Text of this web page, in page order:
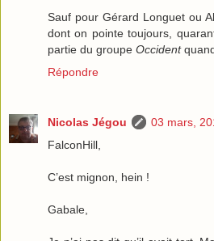
Sauf pour Gérard Longuet ou
dont on pointe toujours,
partie du groupe Occident
Répondre
Nicolas Jégou
03 mars,
FalconHill,
C’est mignon, hein !
Gabale,